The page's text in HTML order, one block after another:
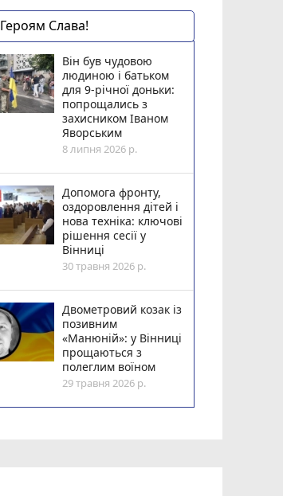
Героям Слава!
Він був чудовою
людиною і батьком
для 9-річної доньки:
попрощались з
захисником Іваном
Яворським
8 липня 2026 р.
Допомога фронту,
оздоровлення дітей і
нова техніка: ключові
рішення сесії у
Вінниці
30 травня 2026 р.
Двометровий козак із
позивним
«Манюній»: у Вінниці
прощаються з
полеглим воїном
29 травня 2026 р.